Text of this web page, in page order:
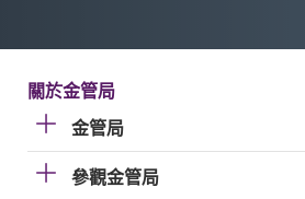
關於金管局
金管局
參觀金管局